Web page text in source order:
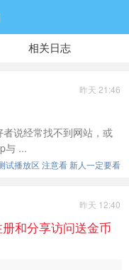
相关日志
昨天 21:46
说经常找不到网站，或
与 ...
试播放区 注意看 新人一定要看
昨天 12:40
和分享访问送金币